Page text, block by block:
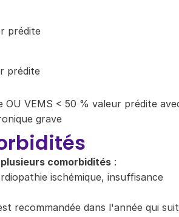
prédite
prédite
OU VEMS < 50 % valeur prédite
grave
comorbidités:
ischémique, insuffisance
recommandée dans l'année qui